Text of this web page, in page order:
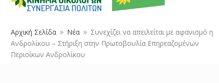
Αρχική Σελίδα 9 Νέα 9 Συνεχίζει να απειλείται με αφανισμό η
Ανδρολίκου – Στήριξη στην Πρωτοβουλία Επηρεαζομένων
Περιοίκων Ανδρολίκου